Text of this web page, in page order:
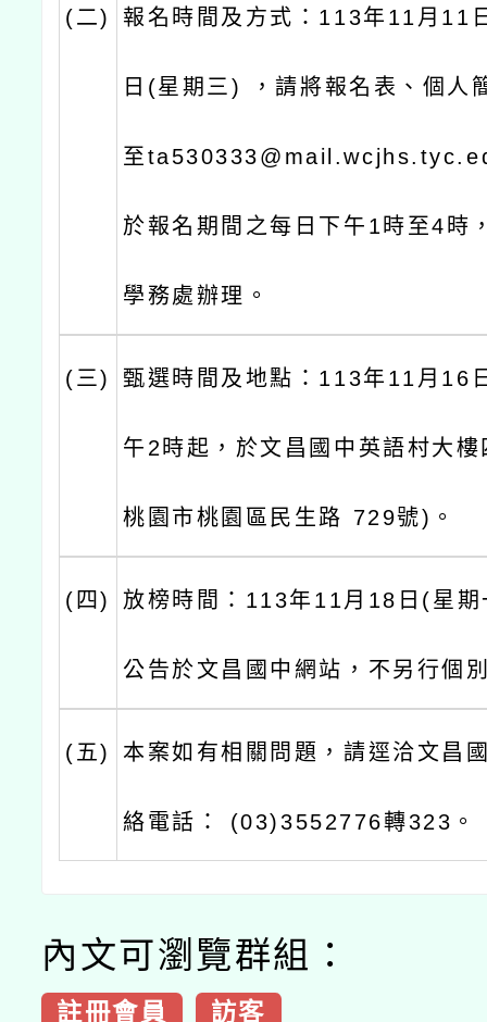
(二) 報名時間及方式：113年11月11
日(星期三) ，請將報名表、個人
至
於報名期間之每日下午1時至4時
學務處辦理。
(三) 甄選時間及地點：113年11月16
午2時起，於文昌國中英語村大
桃園市桃園區民生路 729號)。
(四) 放榜時間：113年11月18日(星
公告於文昌國中網站，不另行個
(五) 本案如有相關問題，請逕洽文昌
絡電話： (03)3552776轉323。
內文可瀏覽群組：
註冊會員 訪客